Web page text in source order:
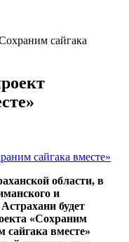
сайгака
области, в
и
будет
«Сохраним
сайгака вместе»